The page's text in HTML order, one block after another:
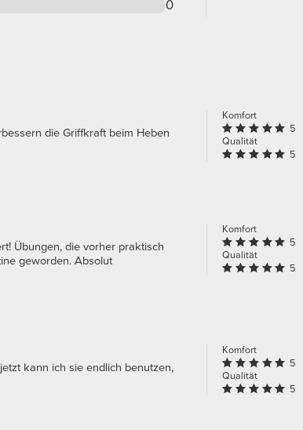
0
Komfort
5
Qualität
5
die Griffkraft beim Heben
Komfort
5
Qualität
5
Übungen, die vorher praktisch
geworden. Absolut
Komfort
5
Qualität
5
kann ich sie endlich benutzen,